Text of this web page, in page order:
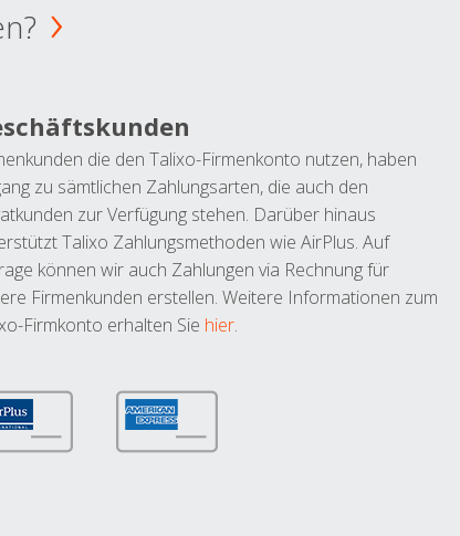
die den Talixo-Firmenkonto nutzen, haben
zu sämtlichen Zahlungsarten, die auch den
zur Verfügung stehen. Darüber hinaus
Talixo Zahlungsmethoden wie AirPlus. Auf
können wir auch Zahlungen via Rechnung für
Firmenkunden erstellen. Weitere Informationen zum
Firmkonto erhalten Sie hier.